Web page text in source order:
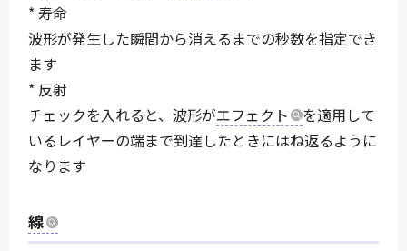
* 寿命
波形が発生した瞬間から消えるまでの秒数を指定でき
ます
* 反射
チェックを入れると、波形がエフェクト
を適用して
いるレイヤーの端まで到達したときにはね返るように
なります
線